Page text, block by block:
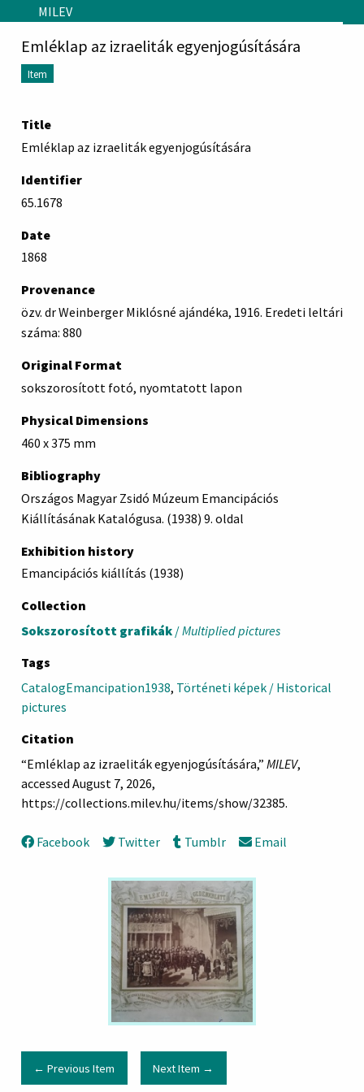
Skip to main content
MILEV
Emléklap az izraeliták egyenjogúsítására
Item
Title
Emléklap az izraeliták egyenjogúsítására
Identifier
65.1678
Date
1868
Provenance
özv. dr Weinberger Miklósné ajándéka, 1916. Eredeti leltári
száma: 880
Original Format
sokszorosított fotó, nyomtatott lapon
Physical Dimensions
460 x 375 mm
Bibliography
Országos Magyar Zsidó Múzeum Emancipációs
Kiállításának Katalógusa. (1938) 9. oldal
Exhibition history
Emancipációs kiállítás (1938)
Collection
Sokszorosított grafikák /Multiplied pictures
Tags
CatalogEmancipation1938, Történeti képek / Historical
pictures
Citation
“Emléklap az izraeliták egyenjogúsítására,” MILEV,
accessed August 7, 2026,
https://collections.milev.hu/items/show/32385.
Facebook Twitter Tumblr Email
← Previous Item Next Item →